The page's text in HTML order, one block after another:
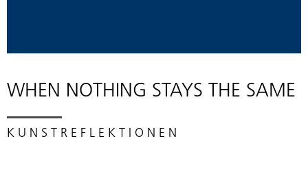
WHEN NOTHING STAYS THE SAME
K U N S T R E F L E K T I O N E N